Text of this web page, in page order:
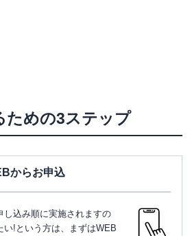
ための3ステップ
からお申込
し込み順に実施されますの
い!という方は、まずはWEB